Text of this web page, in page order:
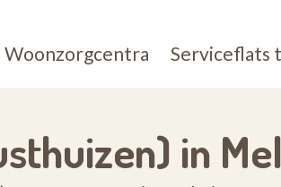
Woonzorgcentra Serviceflats
in